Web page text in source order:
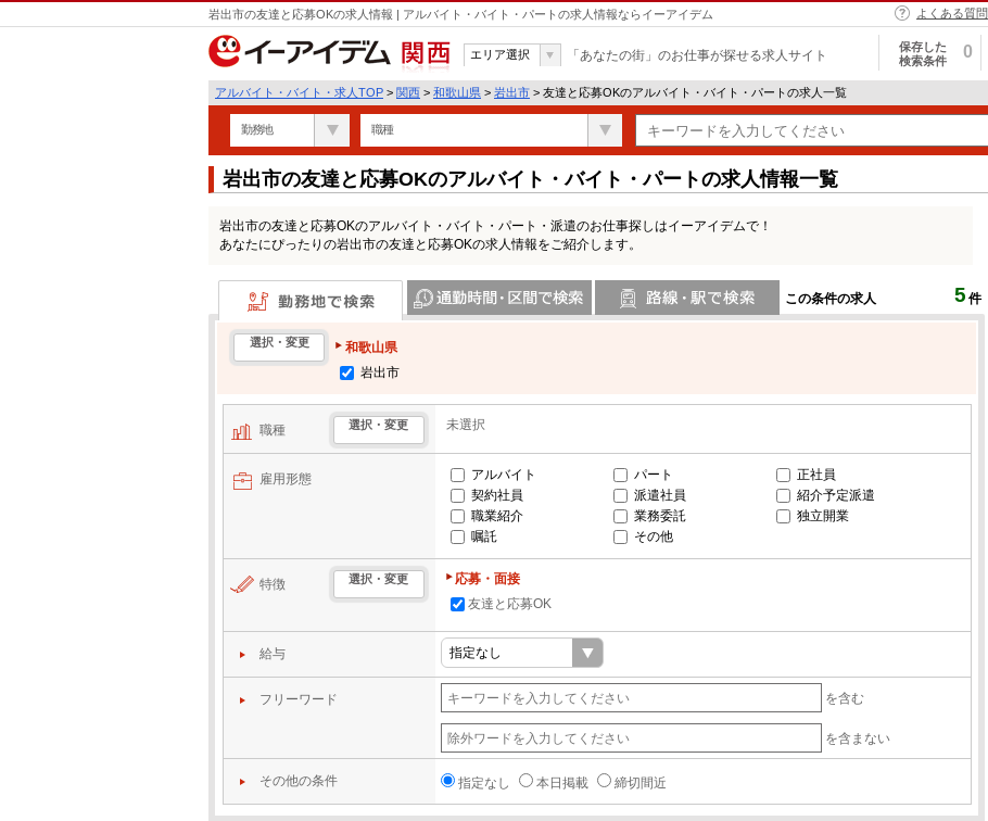
岩出市の友達と応募OKの求人情報 | アルバイト・バイト・パートの求人情報ならイーアイデム よくある質問
関西
エリア選択 「あなたの街」のお仕事が探せる求人サイト
保存した
検索条件
0
アルバイト・バイト・求人TOP > 関西 > 和歌山県 > 岩出市 > 友達と応募OKのアルバイト・バイト・パートの求人一覧
勤務地 職種
岩出市の友達と応募OKのアルバイト・バイト・パートの求人情報一覧
岩出市の友達と応募OKのアルバイト・バイト・パート・派遣のお仕事探しはイーアイデムで！
あなたにぴったりの岩出市の友達と応募OKの求人情報をご紹介します。
この条件の求人 5 件
勤務地で検索
選択・変更
和歌山県
岩出市
職種 選択・変更 未選択
雇用形態 アルバイト パート
正社員
契約社員
派遣社員
紹介予定派遣
職業紹介
業務委託
独立開業
嘱託
その他
特徴 選択・変更
応募・面接
友達と応募OK
給与
フリーワード を含む
を含まない
その他の条件 指定なし 本日掲載 締切間近